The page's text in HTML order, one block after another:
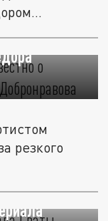
известно о
резкого